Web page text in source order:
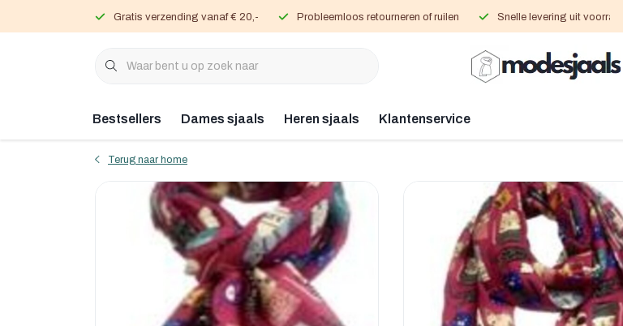
Gratis verzending vanaf € 20,- Probleemloos retourneren of ruilen Snelle levering uit voorraad
Bestsellers Dames sjaals Heren sjaals Klantenservice
Terug naar home